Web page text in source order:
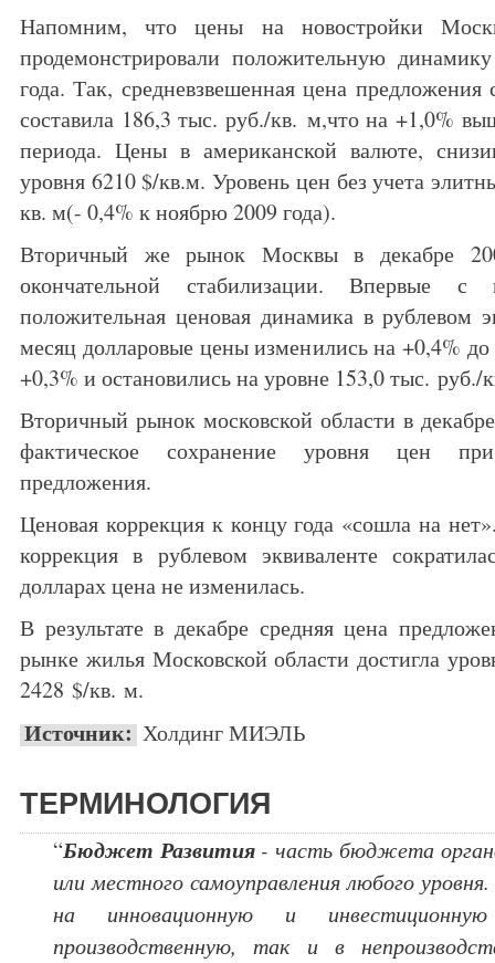
Напомним, что цены на новостройки
продемонстрировали положительную
года. Так, средневзвешенная цена
составила 186,3 тыс. руб./кв. м,что на +1,0%
периода. Цены в американской валюте,
уровня 6210 $/кв.м. Уровень цен без учета
кв. м(- 0,4% к ноябрю 2009 года).
Вторичный же рынок Москвы в декабре
окончательной стабилизации. Впервые с
положительная ценовая динамика в рублевом
месяц долларовые цены изменились на +0,4%
+0,3% и остановились на уровне 153,0 тыс. руб./
Вторичный рынок московской области в
фактическое сохранение уровня цен
предложения.
Ценовая коррекция к концу года «сошла на
коррекция в рублевом эквиваленте
долларах цена не изменилась.
В результате в декабре средняя цена
рынке жилья Московской области достигла
2428 $/кв. м.
Источник: Холдинг МИЭЛЬ
ТЕРМИНОЛОГИЯ
“Бюджет Развития- часть бюджета
или местного самоуправления любого
на инновационную и
производственную, так и в